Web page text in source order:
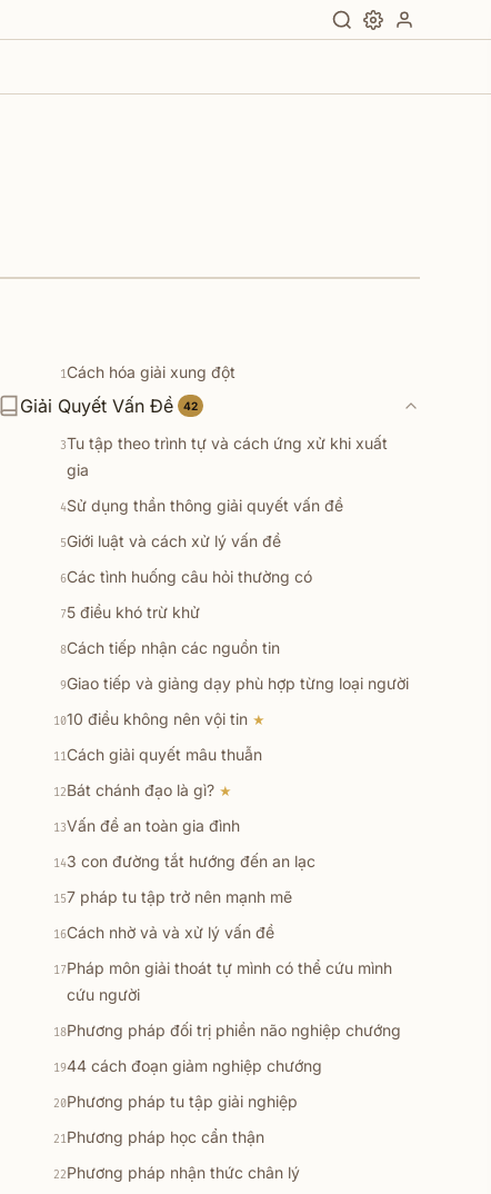
Giải Quyết Vấn Đề 42
1Cách hóa giải xung đột
2Xử lý các vấn đề khi tu tập
3Tu tập theo trình tự và cách ứng xử khi xuất
gia
4Sử dụng thần thông giải quyết vấn đề
5Giới luật và cách xử lý vấn đề
6Các tình huống câu hỏi thường có
75 điều khó trừ khử
8Cách tiếp nhận các nguồn tin
9Giao tiếp và giảng dạy phù hợp từng loại người
1010 điều không nên vội tin ★
11Cách giải quyết mâu thuẫn
12Bát chánh đạo là gì? ★
13Vấn đề an toàn gia đình
143 con đường tắt hướng đến an lạc
157 pháp tu tập trở nên mạnh mẽ
16Cách nhờ vả và xử lý vấn đề
17Pháp môn giải thoát tự mình có thể cứu mình
cứu người
18Phương pháp đối trị phiền não nghiệp chướng
1944 cách đoạn giảm nghiệp chướng
20Phương pháp tu tập giải nghiệp
21Phương pháp học cẩn thận
22Phương pháp nhận thức chân lý